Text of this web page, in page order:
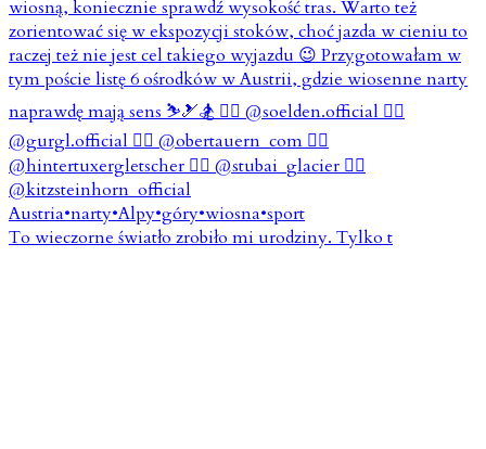
To wieczorne światło zrobiło mi urodziny. Tylko t